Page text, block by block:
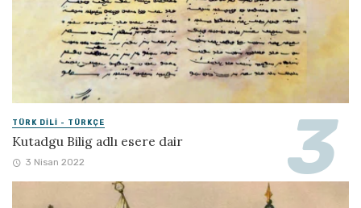
TÜRK DILI - TÜRKÇE
Kutadgu Bilig adlı esere dair
3 Nisan 2022